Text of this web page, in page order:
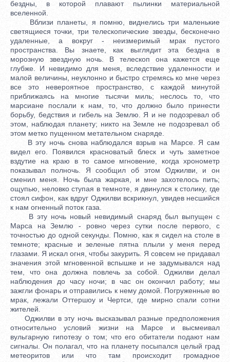
бездны, в которой плавают пылинки материальной
вселенной.
Вблизи планеты, я помню, виднелись три маленькие
светящиеся точки, три телескопические звезды, бесконечно
удаленные, а вокруг - неизмеримый мрак пустого
пространства. Вы знаете, как выглядит эта бездна в
морозную звездную ночь. В телескоп она кажется еще
глубже. И невидимо для меня, вследствие удаленности и
малой величины, неуклонно и быстро стремясь ко мне через
все это невероятное пространство, с каждой минутой
приближаясь на многие тысячи миль; неслось то, что
марсиане послали к нам, то, что должно было принести
борьбу, бедствия и гибель на Землю. Я и не подозревал об
этом, наблюдая планету; никто на Земле не подозревал об
этом метко пущенном метательном снаряде.
В эту ночь снова наблюдался взрыв на Марсе. Я сам
видел его. Появился красноватый блеск и чуть заметное
вздутие на краю в то самое мгновение, когда хронометр
показывал полночь. Я сообщил об этом Оджилви, и он
сменил меня. Ночь была жаркая, и мне захотелось пить;
ощупью, неловко ступая в темноте, я двинулся к столику, где
стоял сифон, как вдруг Оджилви вскрикнул, увидев несшийся
к нам огненный поток газа.
В эту ночь новый невидимый снаряд был выпущен с
Марса на Землю - ровно через сутки после первого, с
точностью до одной секунды. Помню, как я сидел на столе в
темноте; красные и зеленые пятна плыли у меня перед
глазами. Я искал огня, чтобы закурить. Я совсем не придавал
значения этой мгновенной вспышке и не задумывался над
тем, что она должна повлечь за собой. Оджилви делал
наблюдения до часу ночи; в час он окончил работу; мы
зажгли фонарь и отправились к нему домой. Погруженные во
мрак, лежали Оттершоу и Чертси, где мирно спали сотни
жителей.
Оджилви в эту ночь высказывал разные предположения
относительно условий жизни на Марсе и высмеивал
вульгарную гипотезу о том; что его обитатели подают нам
сигналы. Он полагал, что на планету посыпался целый град
метеоритов или что там происходит громадное